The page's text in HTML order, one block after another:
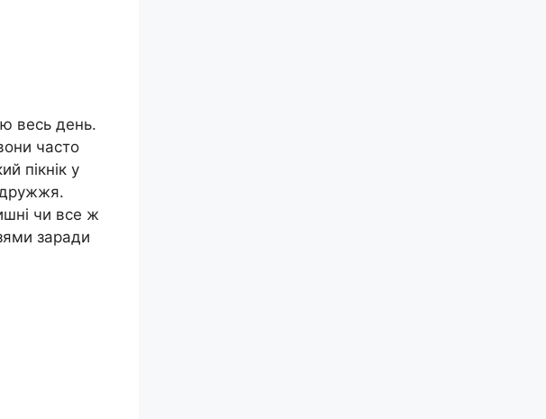
весь день.
часто
пікнік у
чи все ж
заради